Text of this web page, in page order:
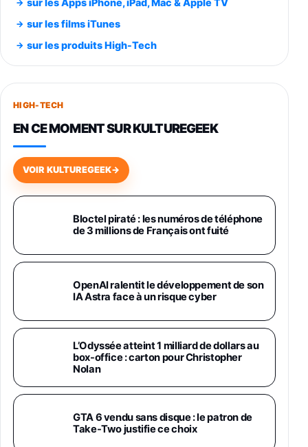
Smartphone SAMSUNG Galaxy S26 Ultra
891,99€1199€Fnac (Vendeur Tiers)
Smartphone SAMSUNG Galaxy S26+ Violet
749,99€
648,63€834,71€
Samsung Galaxy Miracle Ultra, Smartphone
Chargeur Secteur Rapide 25W Inclus,
Smartphone déverrouillé, Noir, Version FR
Galaxy S26 Ultra 512 Go Bleu
1019€1399€Fnac (Vendeur Tiers)
Galaxy S26 Ultra 256 Go Violet
892€1199€Fnac (Vendeur Tiers)
Philips SHK2000BL - Casque Enfant - Bleu &
24,94€ 29,96€Fnac (Vendeur Tiers)
sur les Apps iPhone, iPad, Mac & Apple TV
sur les films iTunes
sur les produits High-Tech
HIGH-TECH
EN CE MOMENT SUR KULTUREGEEK
VOIR KULTUREGEEK→
Bloctel piraté : les numéros de téléphone
de 3 millions de Français ont fuité
OpenAI ralentit le développement de son
IA Astra face à un risque cyber
L’Odyssée atteint 1 milliard de dollars au
box-office : carton pour Christopher
Nolan
GTA 6 vendu sans disque : le patron de
Take-Two justifie ce choix